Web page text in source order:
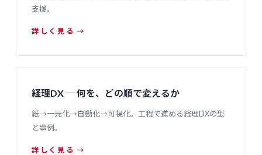
支援。
詳しく見る →
経理DX ─ 何を、どの順で変えるか
紙→一元化→自動化→可視化。工程で進める経理DXの型
と事例。
詳しく見る →